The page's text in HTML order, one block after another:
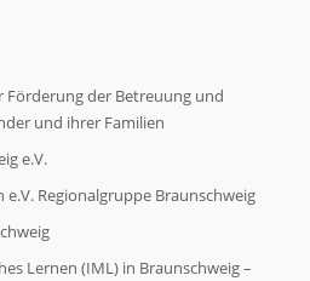
Förderung der Betreuung und
und ihrer Familien
e.V.
Regionalgruppe Braunschweig
Lernen (IML) in Braunschweig –